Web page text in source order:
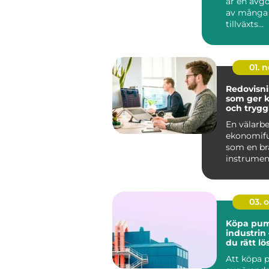
av
tillväxts...
01.
som ger
och
En
som en
och enkel
03.
Köpa
industrin
du rätt
Att köpa